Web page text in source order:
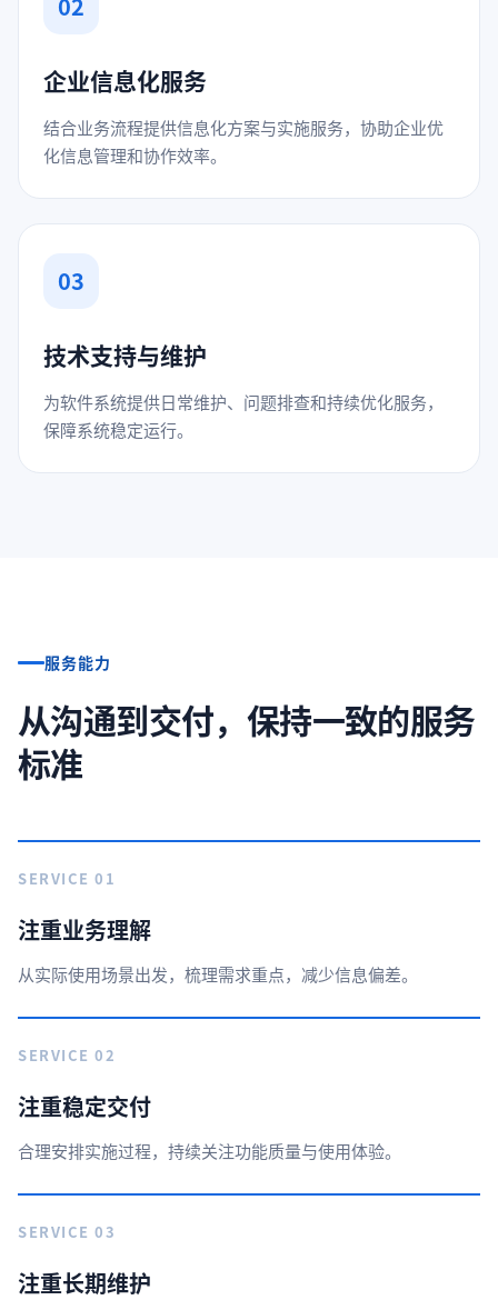
企业信息化服务
结合业务流程提供信息化方案与实施服务，协助企业优
化信息管理和协作效率。
03
技术支持与维护
为软件系统提供日常维护、问题排查和持续优化服务，
保障系统稳定运行。
服务能力
从沟通到交付，保持一致的服务
标准
SERVICE 01
注重业务理解
从实际使用场景出发，梳理需求重点，减少信息偏差。
SERVICE 02
注重稳定交付
合理安排实施过程，持续关注功能质量与使用体验。
SERVICE 03
注重长期维护